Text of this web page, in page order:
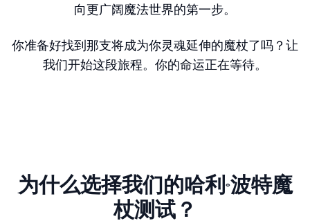
独角兽
夜骐
八眼巨蛛（你很勇敢）
向更广阔魔法世界的第一步。
你准备好找到那支将成为你灵魂延伸的魔杖了吗？让
我们开始这段旅程。你的命运正在等待。
为什么选择我们的哈利·波特魔
杖测试？